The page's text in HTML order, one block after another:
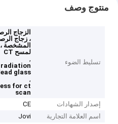
منتوج وصف
تسليط الضوء
، زجاج
لمسح CT
,
radiation
glass
,
for ct
scan
إصدار الشهادات
CE
اسم العلامة التجارية
Jovi